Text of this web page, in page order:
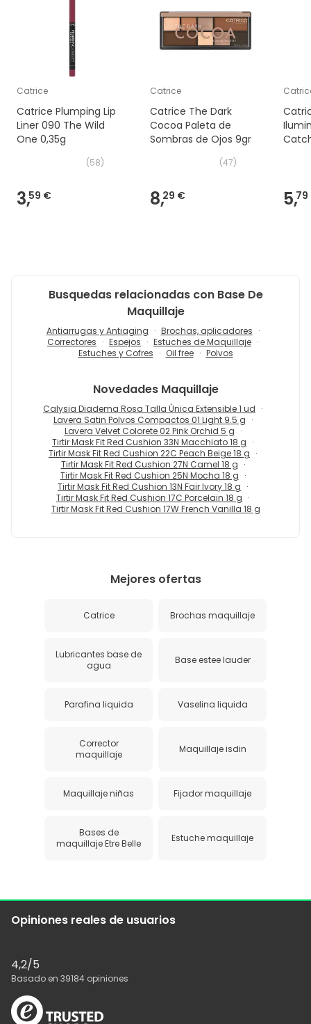
Catrice
Catrice Plumping Lip
Liner 090 The Wild
One 0,35g
(58)
3,59 €
Catrice
Catrice The Dark
Cocoa Paleta de
Sombras de Ojos 9gr
(47)
8,29 € 5,
Busquedas relacionadas con Base De
Maquillaje
Antiarrugas y Antiaging
Brochas, aplicadores
Correctores
Espejos
Estuches de Maquillaje
Estuches y Cofres
Oil free Polvos
Novedades Maquillaje
Calysia Diadema Rosa Talla Única Extensible 1 ud
Lavera Satin Polvos Compactos 01 Light 9.5 g
Lavera Velvet Colorete 02 Pink Orchid 5 g
Tirtir Mask Fit Red Cushion 33N Macchiato 18 g
Tirtir Mask Fit Red Cushion 22C Peach Beige 18 g
Tirtir Mask Fit Red Cushion 27N Camel 18 g
Tirtir Mask Fit Red Cushion 25N Mocha 18 g
Tirtir Mask Fit Red Cushion 13N Fair Ivory 18 g
Tirtir Mask Fit Red Cushion 17C Porcelain 18 g
Tirtir Mask Fit Red Cushion 17W French Vanilla 18 g
Mejores ofertas
Catrice Brochas maquillaje
Lubricantes base de
agua
Base estee lauder
Parafina liquida Vaselina liquida
Corrector
maquillaje
Maquillaje isdin
Maquillaje niñas Fijador maquillaje
Bases de
maquillaje Etre Belle
Estuche maquillaje
Opiniones reales de usuarios
4,2/5
Basado en 39184 opiniones